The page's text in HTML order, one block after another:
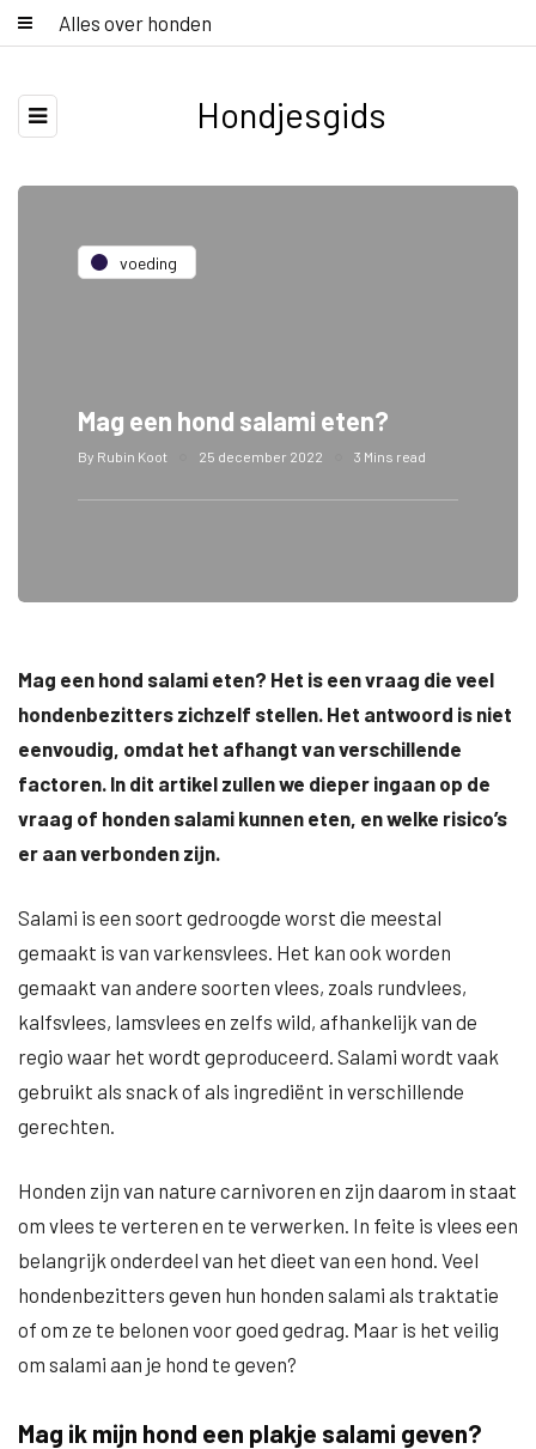
Alles over honden
Hondjesgids
voeding
Mag een hond salami eten?
By Rubin Koot 25 december 2022 3 Mins read
Mag een hond salami eten? Het is een vraag die veel
hondenbezitters zichzelf stellen. Het antwoord is niet
eenvoudig, omdat het afhangt van verschillende
factoren. In dit artikel zullen we dieper ingaan op de
vraag of honden salami kunnen eten, en welke risico’s
er aan verbonden zijn.
Salami is een soort gedroogde worst die meestal
gemaakt is van varkensvlees. Het kan ook worden
gemaakt van andere soorten vlees, zoals rundvlees,
kalfsvlees, lamsvlees en zelfs wild, afhankelijk van de
regio waar het wordt geproduceerd. Salami wordt vaak
gebruikt als snack of als ingrediënt in verschillende
gerechten.
Honden zijn van nature carnivoren en zijn daarom in staat
om vlees te verteren en te verwerken. In feite is vlees een
belangrijk onderdeel van het dieet van een hond. Veel
hondenbezitters geven hun honden salami als traktatie
of om ze te belonen voor goed gedrag. Maar is het veilig
om salami aan je hond te geven?
Mag ik mijn hond een plakje salami geven?